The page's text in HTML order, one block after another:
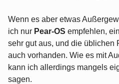
Wenn es aber etwas
ich nur Pear-OS empfehlen,
sehr gut aus, und die üblichen
auch vorhanden. Wie es mit
kann ich allerdings mangels
sagen.